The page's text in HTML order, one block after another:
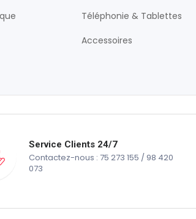
Téléphonie & Tablettes
Accessoires
Service Clients 24/7
Contactez-nous : 75 273 155 / 98 420
073